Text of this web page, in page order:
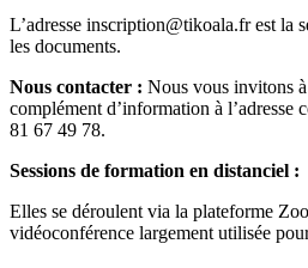
L’adresse inscription@tikoala.fr est la
les documents.
Nous contacter : Nous vous invitons
complément d’information à l’adresse
81 67 49 78.
Sessions de formation en distanciel :
Elles se déroulent via la plateforme
vidéoconférence largement utilisée